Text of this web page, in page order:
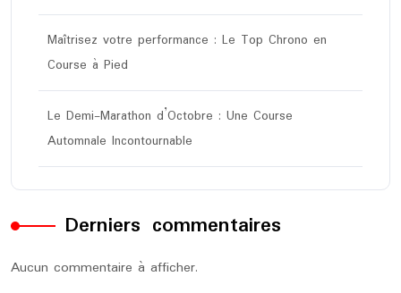
Maîtrisez votre performance : Le Top Chrono en
Course à Pied
Le Demi-Marathon d’Octobre : Une Course
Automnale Incontournable
Derniers commentaires
Aucun commentaire à afficher.